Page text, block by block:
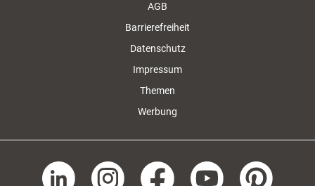
AGB
Barrierefreiheit
Datenschutz
Impressum
Themen
Werbung